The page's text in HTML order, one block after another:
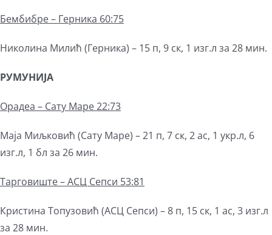
Бембибре – Герника 60:75
Николина Милић (Герника) – 15 п, 9 ск, 1 изг.л за 28 мин.
РУМУНИЈА
Орадеа – Сату Маре 22:73
Маја Миљковић (Сату Маре) – 21 п, 7 ск, 2 ас, 1 укр.л, 6
изг.л, 1 бл за 26 мин.
Тарговиште – АСЦ Сепси 53:81
Кристина Топузовић (АСЦ Сепси) – 8 п, 15 ск, 1 ас, 3 изг.л
за 28 мин.